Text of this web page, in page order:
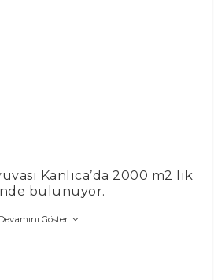
Kanlıca’da 2000 m2 lik
bulunuyor.
Göster